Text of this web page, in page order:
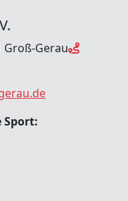
Groß-Gerau
Sport: